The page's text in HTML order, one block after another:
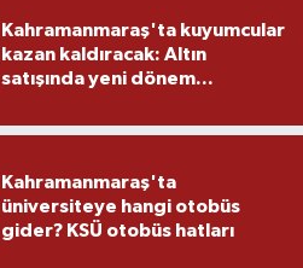
Kahramanmaraş'ta kuyumcular
kazan kaldıracak: Altın
satışında yeni dönem...
Kahramanmaraş'ta
üniversiteye hangi otobüs
gider? KSÜ otobüs hatları